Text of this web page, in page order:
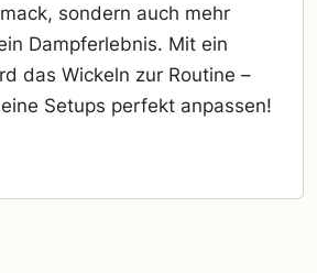
sondern auch mehr
Dampferlebnis. Mit ein
das Wickeln zur Routine –
Setups perfekt anpassen!